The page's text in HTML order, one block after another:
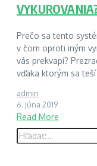
Prečo sa tento
v čom oproti iným
vás prekvapí?
vďaka ktorým sa
admin
6. júna 2019
Read More
Hľadať: